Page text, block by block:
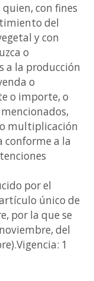
con fines
del
y con
o
a la producción
o
o importe, o
multiplicación
conforme a la
por el
único de
por la que se
del
1